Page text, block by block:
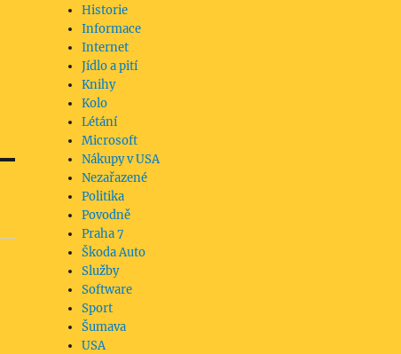
Historie
Informace
Internet
Jídlo a pití
Knihy
Kolo
Létání
Microsoft
Nákupy v USA
Nezařazené
Politika
Povodně
Praha 7
Škoda Auto
Služby
Software
Sport
Šumava
USA